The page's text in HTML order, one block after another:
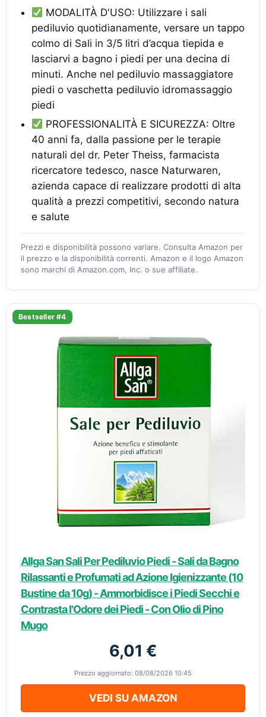
MODALITÀ D'USO: Utilizzare i sali
pediluvio quotidianamente, versare un tappo
colmo di Sali in 3/5 litri d’acqua tiepida e
lasciarvi a bagno i piedi per una decina di
minuti. Anche nel pediluvio massaggiatore
piedi o vaschetta pediluvio idromassaggio
piedi
PROFESSIONALITÀ E SICUREZZA: Oltre
40 anni fa, dalla passione per le terapie
naturali del dr. Peter Theiss, farmacista
ricercatore tedesco, nasce Naturwaren,
azienda capace di realizzare prodotti di alta
qualità a prezzi competitivi, secondo natura
e salute
Prezzi e disponibilità possono variare. Consulta Amazon per
il prezzo e la disponibilità correnti. Amazon e il logo Amazon
sono marchi di Amazon.com, Inc. o sue affiliate.
Bestseller #4
Allga San Sali Per Pediluvio Piedi - Sali da Bagno
Rilassanti e Profumati ad Azione Igienizzante (10
Bustine da 10g) - Ammorbidisce i Piedi Secchi e
Contrasta l'Odore dei Piedi - Con Olio di Pino
Mugo
6,01 €
Prezzo aggiornato: 08/08/2026 10:45
VEDI SU AMAZON